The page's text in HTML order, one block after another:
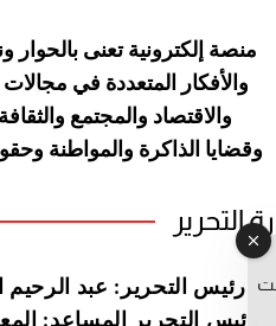
منصة إلكترونية تعنى بالحوار
والأفكار المتعددة في مجالات
والاقتصاد والمجتمع والثقافة
وقضايا الذاكرة والمواطنة
التحرير
رئيس التحرير: عبد الرحيم
رئيس التحرير المساعد: